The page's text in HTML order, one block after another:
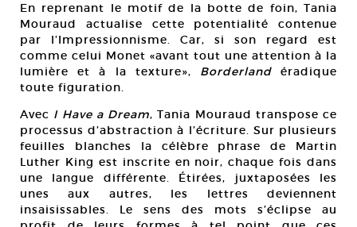
En reprenant le motif de la botte de foin, Tania
Mouraud actualise cette potentialité contenue
par l’Impressionnisme. Car, si son regard est
comme celui Monet «avant tout une attention à la
lumière et à la texture», Borderlandéradique
toute figuration.
Avec I Have a Dream, Tania Mouraud transpose ce
processus d’abstraction à l’écriture. Sur plusieurs
feuilles blanches la célèbre phrase de Martin
Luther King est inscrite en noir, chaque fois dans
une langue différente. Étirées, juxtaposées les
unes aux autres, les lettres deviennent
insaisissables. Le sens des mots s’éclipse au